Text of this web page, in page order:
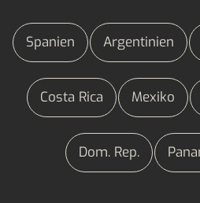
Spanien Argentinien
Costa Rica Mexiko
Dom. Rep.